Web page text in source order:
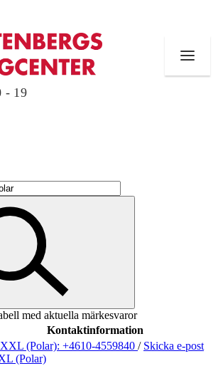
- 19
med aktuella märkesvaror
Kontaktinformation
(Polar): +4610-4559840 / Skicka e-post
(Polar)